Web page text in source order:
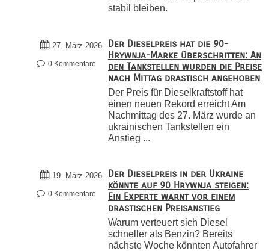
stabil bleiben.
27. März 2026
0 Kommentare
Der Dieselpreis hat die 90-
Hrywnja-Marke überschritten: An
den Tankstellen wurden die Preise
nach Mittag drastisch angehoben
Der Preis für Dieselkraftstoff hat
einen neuen Rekord erreicht Am
Nachmittag des 27. März wurde an
ukrainischen Tankstellen ein
Anstieg ...
19. März 2026
0 Kommentare
Der Dieselpreis in der Ukraine
könnte auf 90 Hrywnja steigen:
Ein Experte warnt vor einem
drastischen Preisanstieg
Warum verteuert sich Diesel
schneller als Benzin? Bereits
nächste Woche könnten Autofahrer